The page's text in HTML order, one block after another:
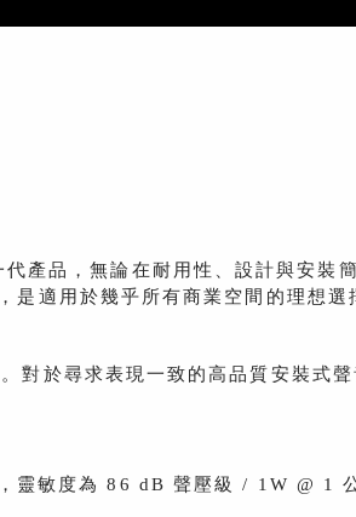
產品，無論在耐用性、設計與安裝
適用於幾乎所有商業空間的理想選
對於尋求表現一致的高品質安裝式
靈敏度為 86 dB 聲壓級 / 1W @ 1